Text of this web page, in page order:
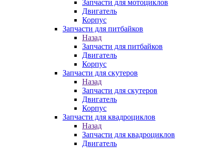
Запчасти для мотоциклов
Двигатель
Корпус
Запчасти для питбайков
Назад
Запчасти для питбайков
Двигатель
Корпус
Запчасти для скутеров
Назад
Запчасти для скутеров
Двигатель
Корпус
Запчасти для квадроциклов
Назад
Запчасти для квадроциклов
Двигатель